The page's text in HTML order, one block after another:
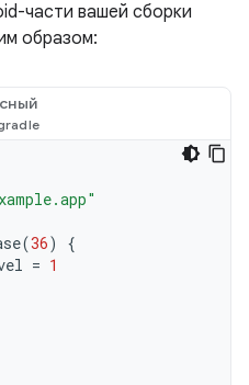
части вашей сборки
образом:
(36)
{
= 1